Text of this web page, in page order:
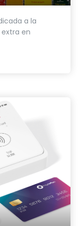
a la
en